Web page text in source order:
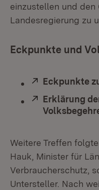
einzustellen und
Landesregierung zu
Eckpunkte und
Extern:
Eckpunkte
Extern:
Erklärung
Weitere Treffen
Hauk, Minister für
Verbraucherschutz,
Untersteller. Nach